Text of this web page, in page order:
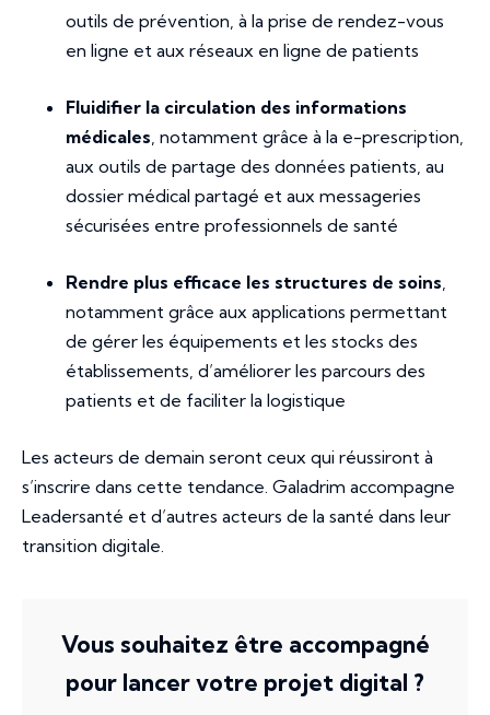
outils de prévention, à la prise de rendez-vous
en ligne et aux réseaux en ligne de patients
Fluidifier la circulation des informations
médicales , notamment grâce à la e-prescription,
aux outils de partage des données patients, au
dossier médical partagé et aux messageries
sécurisées entre professionnels de santé
Rendre plus efficace les structures de soins
notamment grâce aux applications permettant
de gérer les équipements et les stocks des
établissements, d’améliorer les parcours des
patients et de faciliter la logistique
Les acteurs de demain seront ceux qui réussiront à
s’inscrire dans cette tendance. Galadrim accompagne
Leadersanté et d’autres acteurs de la santé dans leur
transition digitale.
Vous souhaitez être accompagné
pour lancer votre projet digital ?